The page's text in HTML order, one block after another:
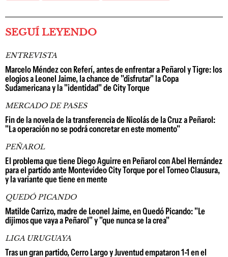
SEGUÍ LEYENDO
ENTREVISTA
Marcelo Méndez con Referí, antes de enfrentar a Peñarol y Tigre: los
elogios a Leonel Jaime, la chance de "disfrutar" la Copa
Sudamericana y la "identidad" de City Torque
MERCADO DE PASES
Fin de la novela de la transferencia de Nicolás de la Cruz a Peñarol:
"La operación no se podrá concretar en este momento"
PEÑAROL
El problema que tiene Diego Aguirre en Peñarol con Abel Hernández
para el partido ante Montevideo City Torque por el Torneo Clausura,
y la variante que tiene en mente
QUEDÓ PICANDO
Matilde Carrizo, madre de Leonel Jaime, en Quedó Picando: "Le
dijimos que vaya a Peñarol" y "que nunca se la crea"
LIGA URUGUAYA
Tras un gran partido, Cerro Largo y Juventud empataron 1-1 en el